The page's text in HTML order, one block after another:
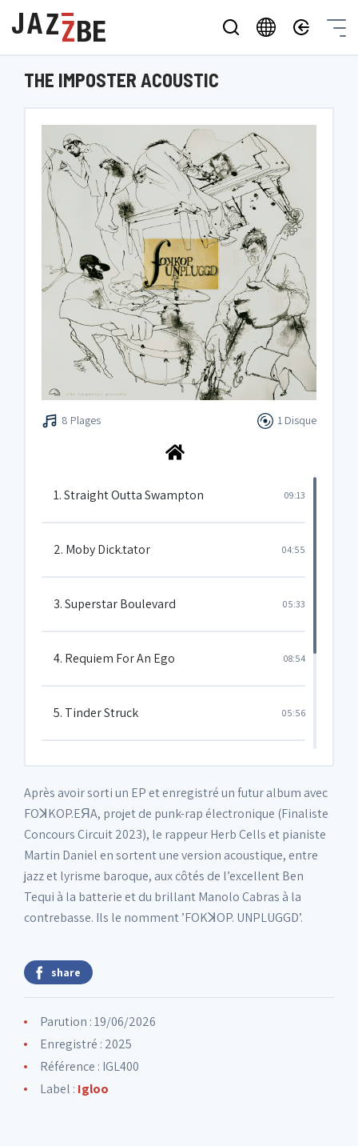
THE IMPOSTER ACOUSTIC
8 Plages 1 Disque
1. Straight Outta Swampton 09:13
2. Moby Dick.tator 04:55
3. Superstar Boulevard 05:33
4. Requiem For An Ego 08:54
5. Tinder Struck 05:56
6. God Auction 06:34
7. Title Trap 04:12
8. This Is Euro.Pop.Op 02:19
Après avoir sorti un EP et enregistré un futur album avec
FOꓘKOP.EЯA, projet de punk-rap électronique (Finaliste
Concours Circuit 2023), le rappeur Herb Cells et pianiste
Martin Daniel en sortent une version acoustique, entre
jazz et lyrisme baroque, aux côtés de l’excellent Ben
Tequi à la batterie et du brillant Manolo Cabras à la
contrebasse. Ils le nomment ’FOKꓘOP. UNPLUGGD’.
share
Parution : 19/06/2026
Enregistré : 2025
Référence : IGL400
Label : Igloo